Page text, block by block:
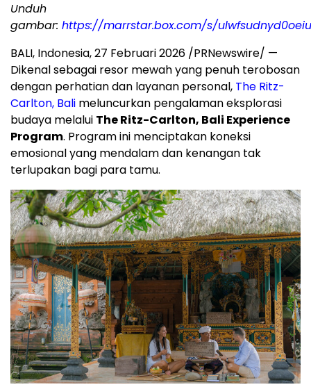
Unduh
gambar: https://marrstar.box.com/s/
BALI, Indonesia, 27 Februari 2026 /PRNewswire/ —
Dikenal sebagai resor mewah yang penuh terobosan
dengan perhatian dan layanan personal, The Ritz-
Carlton, Bali meluncurkan pengalaman eksplorasi
budaya melalui The Ritz-Carlton, Bali Experience
Program. Program ini menciptakan koneksi
emosional yang mendalam dan kenangan tak
terlupakan bagi para tamu.